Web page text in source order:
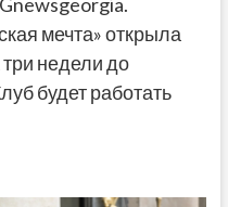
мечта» открыла
три недели до
будет работать